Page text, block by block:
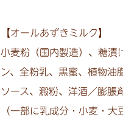
【オールあずきミルク】
小麦粉（国内製造）、糖漬
ン、全粉乳、黒蜜、植物油
ソース、澱粉、洋酒／膨脹
（一部に乳成分・小麦・大